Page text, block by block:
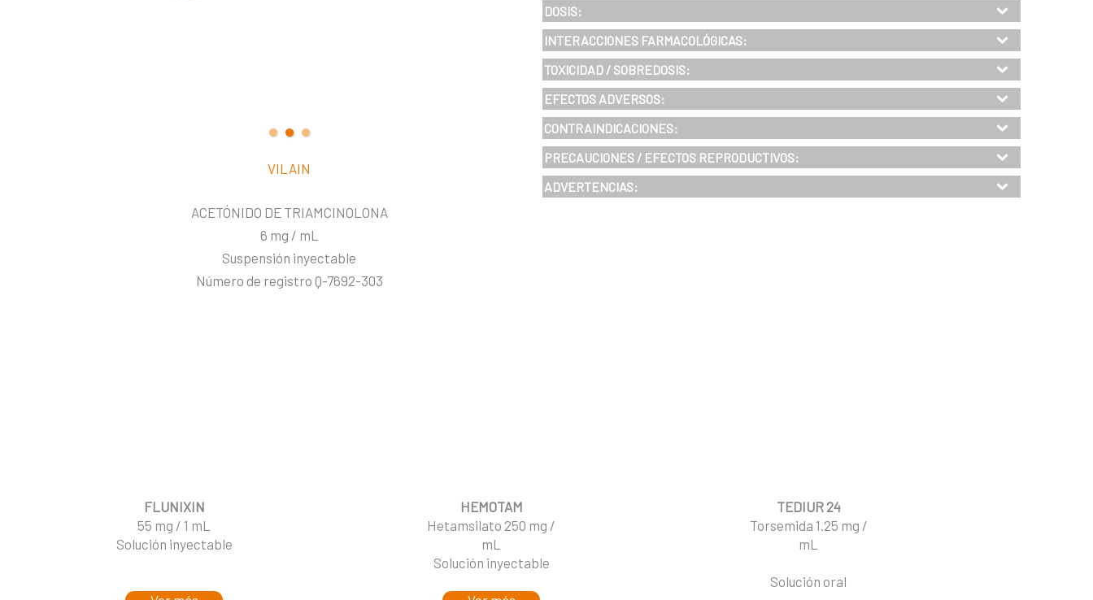
VILAIN
ACETÓNIDO DE TRIAMCINOLONA
6 mg / mL
Suspensión inyectable
Número de registro Q-7692-303
DOSIS:
INTERACCIONES FARMACOLÓGICAS:
TOXICIDAD / SOBREDOSIS:
EFECTOS ADVERSOS:
CONTRAINDICACIONES:
PRECAUCIONES / EFECTOS REPRODUCTIVOS:
ADVERTENCIAS:
FLUNIXIN
55 mg / 1 mL
Solución inyectable
HEMOTAM
Hetamsilato 250 mg /
mL
Solución inyectable
TEDIUR 24
Torsemida 1.25 mg /
mL
Solución oral